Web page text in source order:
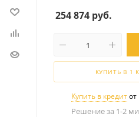
254 874 руб.
КУПИТЬ В 1
Купить в кредитот
Решение за 1-2